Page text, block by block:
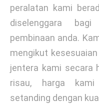
peralatan kami
diselenggara bagi
pembinaan anda.
mengikut
jentera kami secara
risau, harga
setanding dengan